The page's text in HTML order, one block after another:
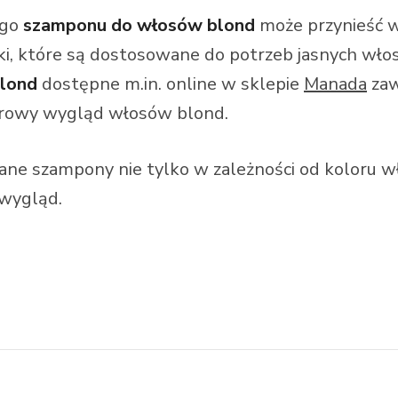
szamponu do włosów blond może przynieść
które są dostosowane do potrzeb jasnych
dostępne m.in. online w sklepie Manada
wygląd włosów blond.
szampony nie tylko w zależności od koloru